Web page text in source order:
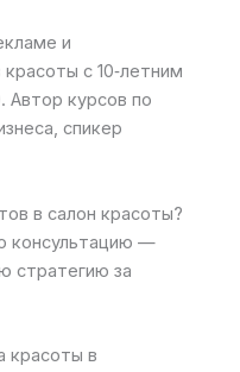
и
с 10‑летним
курсов по
спикер
в салон красоты?
консультацию —
стратегию за
красоты в